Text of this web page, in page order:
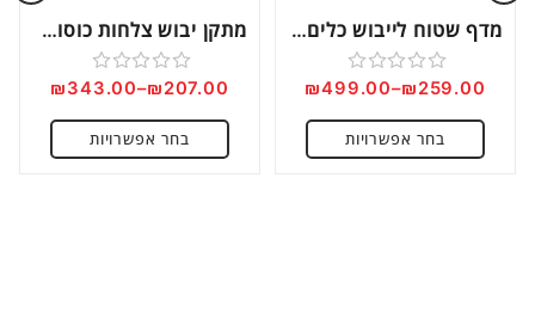
מדף שטוח לייבוש כלים דגם STLP
דורג
0
מתוך
₪259.00
–
₪499.00
בחר אפשרויות
מתקן יבוש צלחות כוסות קפיצי דגם 103
דורג
0
מתוך
₪207.00
–
₪343.00
בחר אפשרויות